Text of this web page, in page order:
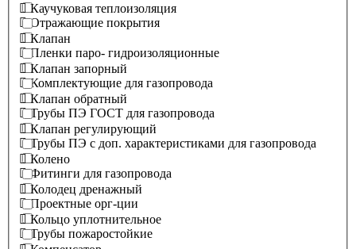
Отражающие покрытия
Пленки паро- гидроизоляционные
Комплектующие для газопровода
Трубы ПЭ ГОСТ для газопровода
Трубы ПЭ с доп. характеристиками для газопровода
Фитинги для газопровода
Проектные орг-ции
Трубы пожаростойкие
Каучуковая теплоизоляция
Клапан
Клапан запорный
Клапан обратный
Клапан регулирующий
Колено
Колодец дренажный
Кольцо уплотнительное